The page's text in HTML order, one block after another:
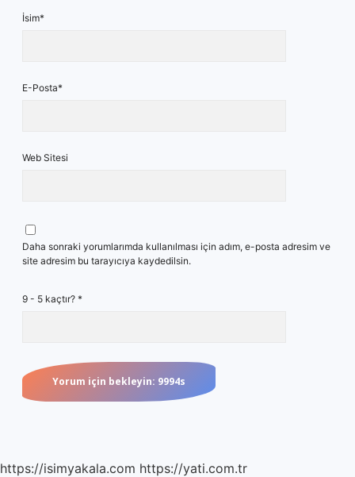
İsim*
E-Posta*
Web Sitesi
Daha sonraki yorumlarımda kullanılması için adım, e-posta adresim ve
site adresim bu tarayıcıya kaydedilsin.
9 - 5 kaçtır? *
https://isimyakala.com https://yati.com.tr